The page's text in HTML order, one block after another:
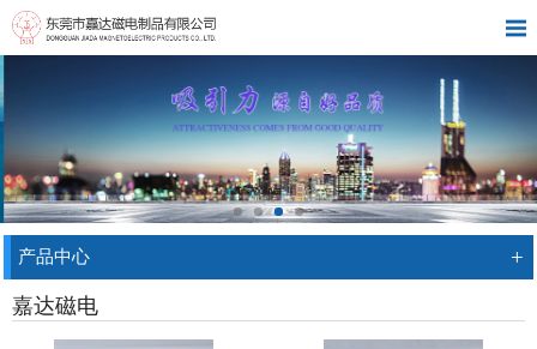
产品中心 +
嘉达磁电